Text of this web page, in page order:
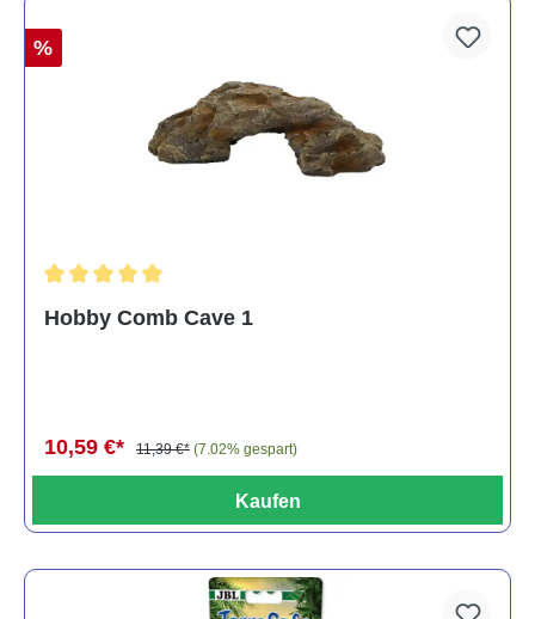
%
Hobby Comb Cave 1
10,59 €* 11,39 €* (7.02% gespart)
Kaufen